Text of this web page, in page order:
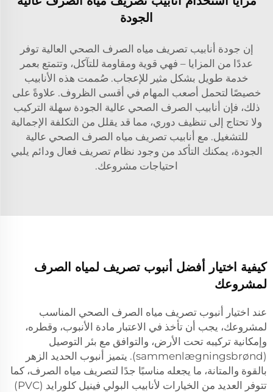
الجودة
إن جودة أنابيب تصريف مياه الصرف الصحي العالية توفر
عددًا من المزايا – فهي قوية ومقاومة للتآكل، وتتمتع بعمر
خدمة طويل بشكل مثير للإعجاب. صُممت هذه الأنابيب
خصيصًا لتحمل أصعب المهام في أقسى الظروف. علاوةً على
ذلك، فإن أنابيب الصرف الصحي عالية الجودة سهلة التركيب
ولا تحتاج إلى تنظيف دوري، مما قد يقلل من التكلفة الإجمالية
للتشغيل. مع أنابيب تصريف مياه الصرف الصحي عالية
الجودة، يمكنك التأكد من وجود نظام تصريف فعال ودائم يلبي
احتياجات مشروعك.
كيفية اختيار أفضل أنبوب تصريف لمياه الصرف
لمشروعك
عند اختيار أنبوب تصريف مياه الصرف الصحي المناسب
لمشروعك، يجب أن تأخذ في الاعتبار مادة الأنبوب، وقطره،
وإمكانية تركيبه تحت الأرض، والتوافق مع بئر التوصيل
(sammenlægningsbrønd). يتميز أنبوب الحديد الزهر
بالقوة والمتانة، ما يجعله مناسبًا جدًا لتصريف مياه الصرف، كما
تتوفر العديد من الخيارات لأنابيب البولي فينيل كلورايد (PVC)